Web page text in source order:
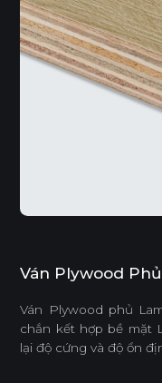
Ván Plywood
Ván Plywood phủ
chắn kết hợp bề mặt
lại độ cứng và độ ổn